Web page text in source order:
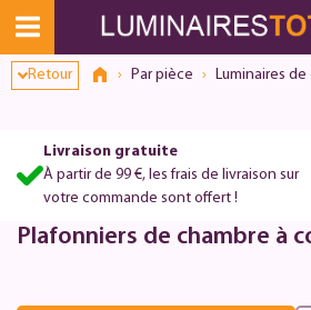
Retour Par pièce Luminaires
Livraison gratuite
À partir de 99 €, les frais de livraison sur
votre commande sont offert !
Plafonniers de chambre à